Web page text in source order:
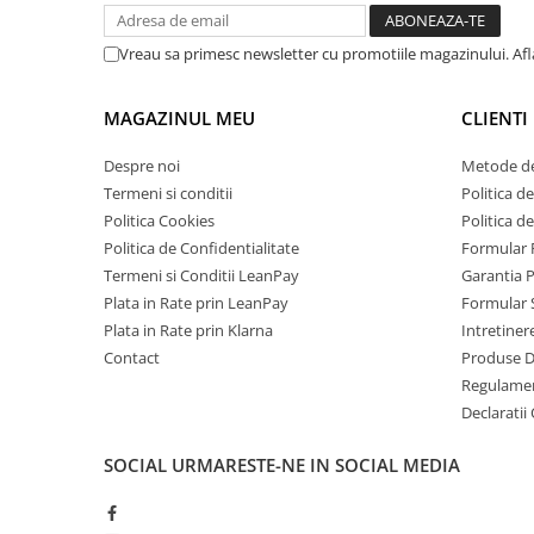
Telefoane Mobile Doogee
Tablete Doogee
Telefoane Mobile Hotwav
Telefoane Mobile Unihertz
Tablete Unihertz
Produse Blackview
Telefoane Mobile Blackview
Tablete Blackview
Produse Oukitel
Telefoane Mobile Oukitel
Vreau sa primesc newsletter cu promotiile magazinului.
MAGAZINUL MEU
Despre noi
Termeni si conditii
Politica Cookies
Politica de Confidentialitate
Termeni si Conditii LeanPay
Plata in Rate prin LeanPay
Plata in Rate prin Klarna
Contact
CLIENTI
Metode
Politica
Politica
Formular
Garantia
Formular
Produse
SOCIAL URMARESTE-NE IN SOCIAL MEDIA